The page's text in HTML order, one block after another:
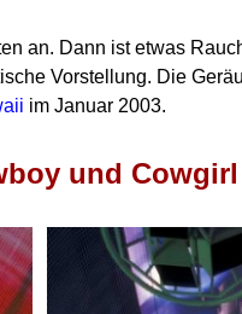
an. Dann ist etwas
Vorstellung. Die
im Januar 2003.
und Cowgirl